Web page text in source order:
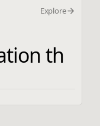
Explore
th